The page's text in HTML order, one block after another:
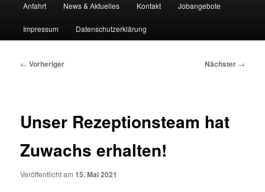
Anfahrt News & Aktuelles Kontakt Jobangebote
Impressum Datenschutzerklärung
Beitragsnavigation
← Vorheriger Nächster →
Unser Rezeptionsteam hat
Zuwachs erhalten!
Veröffentlicht am15. Mai 2021